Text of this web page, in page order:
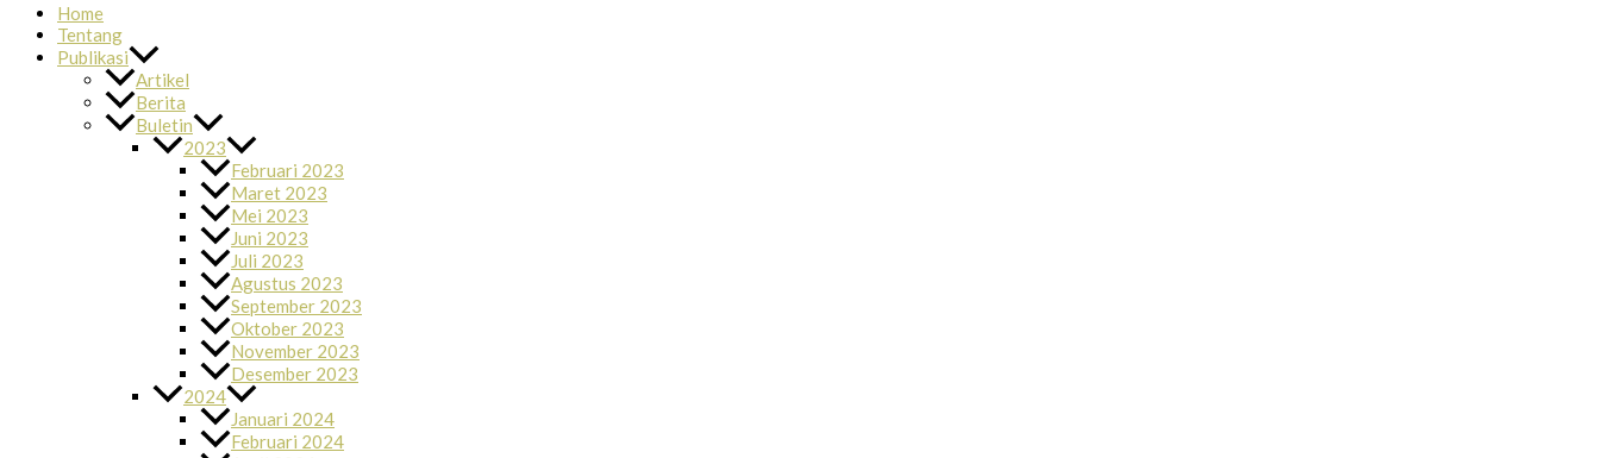
Home
Tentang
Publikasi
Artikel
Berita
Buletin
2023
Februari 2023
Maret 2023
Mei 2023
Juni 2023
Juli 2023
Agustus 2023
September 2023
Oktober 2023
November 2023
Desember 2023
2024
Januari 2024
Februari 2024